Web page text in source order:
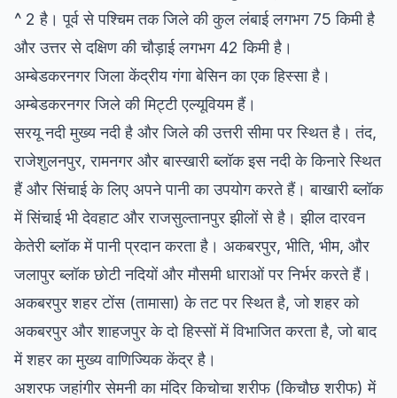
^ 2 है। पूर्व से पश्चिम तक जिले की कुल लंबाई लगभग 75 किमी है
और उत्तर से दक्षिण की चौड़ाई लगभग 42 किमी है।
अम्बेडकरनगर जिला केंद्रीय गंगा बेसिन का एक हिस्सा है।
अम्बेडकरनगर जिले की मिट्टी एल्यूवियम हैं।
सरयू नदी मुख्य नदी है और जिले की उत्तरी सीमा पर स्थित है। तंद,
राजेशुलनपुर, रामनगर और बास्खारी ब्लॉक इस नदी के किनारे स्थित
हैं और सिंचाई के लिए अपने पानी का उपयोग करते हैं। बाखारी ब्लॉक
में सिंचाई भी देवहाट और राजसुल्तानपुर झीलों से है। झील दारवन
केतेरी ब्लॉक में पानी प्रदान करता है। अकबरपुर, भीति, भीम, और
जलापुर ब्लॉक छोटी नदियों और मौसमी धाराओं पर निर्भर करते हैं।
अकबरपुर शहर टोंस (तामासा) के तट पर स्थित है, जो शहर को
अकबरपुर और शाहजपुर के दो हिस्सों में विभाजित करता है, जो बाद
में शहर का मुख्य वाणिज्यिक केंद्र है।
अशरफ जहांगीर सेमनी का मंदिर किचोचा शरीफ (किचौछ शरीफ) में